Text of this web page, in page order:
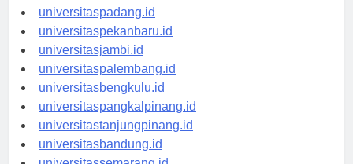
universitasmedan.id
universitaspadang.id
universitaspekanbaru.id
universitasjambi.id
universitaspalembang.id
universitasbengkulu.id
universitaspangkalpinang.id
universitastanjungpinang.id
universitasbandung.id